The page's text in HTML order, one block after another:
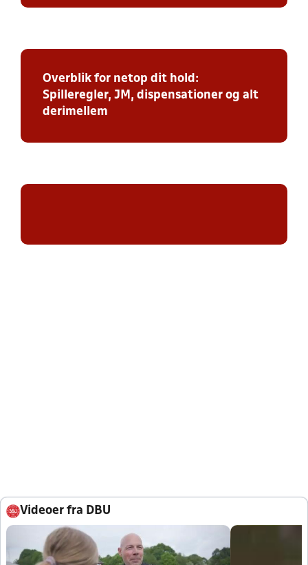
Overblik for netop dit hold:
Spilleregler, JM, dispensationer og alt
derimellem
Videoer fra DBU